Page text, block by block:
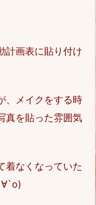
計画表に貼り付け
、メイクをする時
真を貼った雰囲気
着なくなっていた